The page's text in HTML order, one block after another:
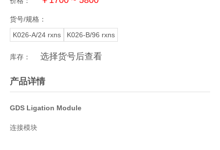
货号/规格：
K026-A/24 rxns
K026-B/96 rxns
库存： 选择货号后查看
产品详情
GDS Ligation Module
连接模块